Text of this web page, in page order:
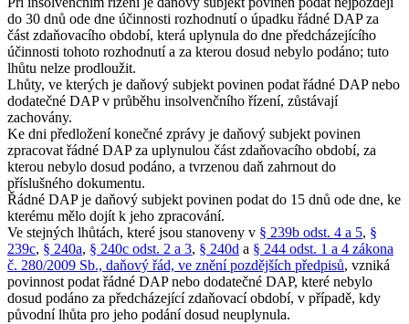
do 30 dnů ode dne účinnosti rozhodnutí o úpadku řádné DAP za
část zdaňovacího období, která uplynula do dne předcházejícího
účinnosti tohoto rozhodnutí a za kterou dosud nebylo podáno; tuto
lhůtu nelze prodloužit.
Lhůty, ve kterých je daňový subjekt povinen podat řádné DAP nebo
dodatečné DAP v průběhu insolvenčního řízení, zůstávají
zachovány.
Ke dni předložení konečné zprávy je daňový subjekt povinen
zpracovat řádné DAP za uplynulou část zdaňovacího období, za
kterou nebylo dosud podáno, a tvrzenou daň zahrnout do
příslušného dokumentu.
Řádné DAP je daňový subjekt povinen podat do 15 dnů ode dne, ke
kterému mělo dojít k jeho zpracování.
Ve stejných lhůtách, které jsou stanoveny v § 239b odst. 4 a 5, §
239c, § 240a, § 240c odst. 2 a 3, § 240d a § 244 odst. 1 a 4 zákona
č. 280/2009 Sb., daňový řád, ve znění pozdějších předpisů, vzniká
povinnost podat řádné DAP nebo dodatečné DAP, které nebylo
dosud podáno za předcházející zdaňovací období, v případě, kdy
původní lhůta pro jeho podání dosud neuplynula.